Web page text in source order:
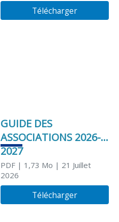
Télécharger
GUIDE DES
ASSOCIATIONS 2026-
2027
PDF| 1,73 Mo | 21 Juillet
2026
Télécharger